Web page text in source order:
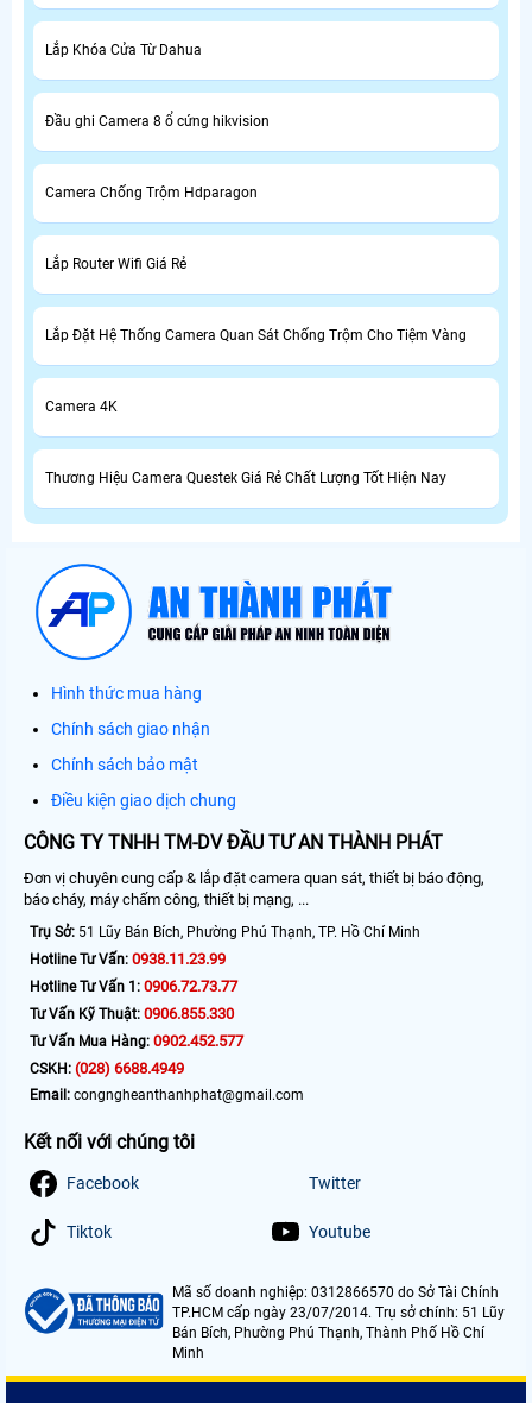
Lắp Khóa Cửa Từ Dahua
Đầu ghi Camera 8 ổ cứng hikvision
Camera Chống Trộm Hdparagon
Lắp Router Wifi Giá Rẻ
Lắp Đặt Hệ Thống Camera Quan Sát Chống Trộm Cho Tiệm Vàng
Camera 4K
Thương Hiệu Camera Questek Giá Rẻ Chất Lượng Tốt Hiện Nay
Hình thức mua hàng
Chính sách giao nhận
Chính sách bảo mật
Điều kiện giao dịch chung
CÔNG TY TNHH TM-DV ĐẦU TƯ AN THÀNH PHÁT
Đơn vị chuyên cung cấp & lắp đặt camera quan sát, thiết bị báo động,
báo cháy, máy chấm công, thiết bị mạng, ...
Trụ Sở: 51 Lũy Bán Bích, Phường Phú Thạnh, TP. Hồ Chí Minh
Hotline Tư Vấn: 0938.11.23.99
Hotline Tư Vấn 1: 0906.72.73.77
Tư Vấn Kỹ Thuật: 0906.855.330
Tư Vấn Mua Hàng: 0902.452.577
CSKH: (028) 6688.4949
Email: congngheanthanhphat@gmail.com
Kết nối với chúng tôi
Facebook Twitter
Tiktok Youtube
Mã số doanh nghiệp: 0312866570 do Sở Tài Chính
TP.HCM cấp ngày 23/07/2014. Trụ sở chính: 51 Lũy
Bán Bích, Phường Phú Thạnh, Thành Phố Hồ Chí
Minh